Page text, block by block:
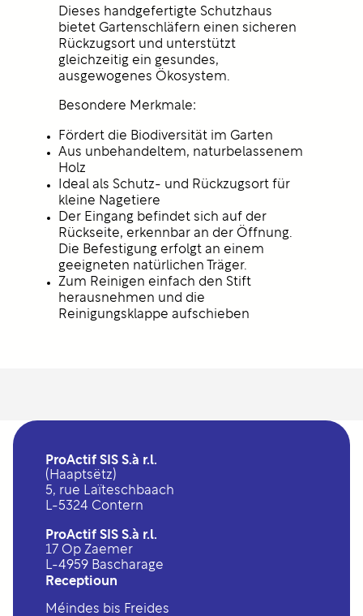
Dieses handgefertigte Schutzhaus
bietet Gartenschläfern einen sicheren
Rückzugsort und unterstützt
gleichzeitig ein gesundes,
ausgewogenes Ökosystem.
Besondere Merkmale:
Fördert die Biodiversität im Garten
Aus unbehandeltem, naturbelassenem
Holz
Ideal als Schutz- und Rückzugsort für
kleine Nagetiere
Der Eingang befindet sich auf der
Rückseite, erkennbar an der Öffnung.
Die Befestigung erfolgt an einem
geeigneten natürlichen Träger.
Zum Reinigen einfach den Stift
herausnehmen und die
Reinigungsklappe aufschieben
ProActif SIS S.à r.l.
(Haaptsëtz)
5, rue Laïteschbaach
L-5324 Contern
ProActif SIS S.à r.l.
17 Op Zaemer
L-4959 Bascharage
Receptioun
Méindes bis Freides